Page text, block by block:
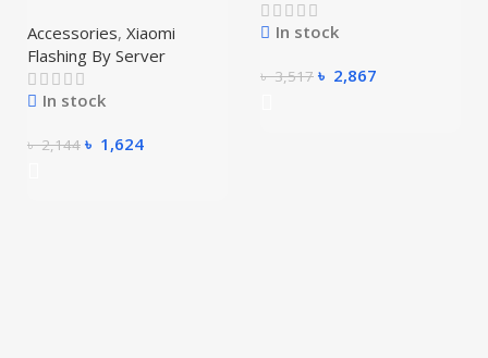
Accessories, Xiaomi
Flashing By Server
In stock
৳2,144 ৳ 1,624
In stock
৳3,517 ৳ 2,867